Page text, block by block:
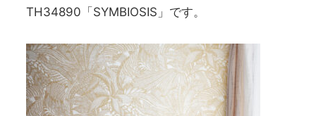
TH34890「SYMBIOSIS」です。